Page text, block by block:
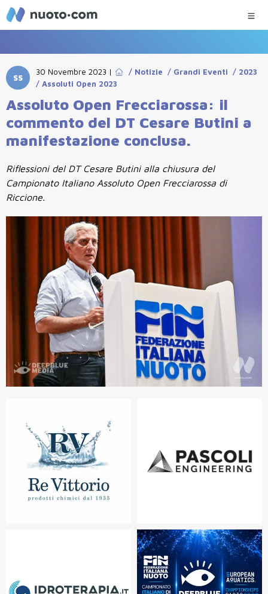
SS
30 Novembre 2023 | / Notizie / Grandi Eventi / 2023
/ Assoluti Open 2023
Assoluto Open Frecciarossa: il
commento del DT Cesare Butini a
manifestazione conclusa.
Riflessioni del DT Cesare Butini alla chiusura del
Campionato Italiano Assoluto Open Frecciarossa di
Riccione.